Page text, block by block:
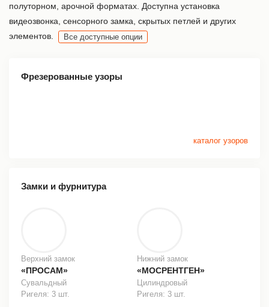
полуторном, арочной форматах. Доступна установка
видеозвонка, сенсорного замка, скрытых петлей и других
элементов.
Все доступные опции
Фрезерованные узоры
каталог узоров
Замки и фурнитура
Верхний замок
«ПРОСАМ»
Сувальдный
Ригеля: 3 шт.
Нижний замок
«МОСРЕНТГЕН»
Цилиндровый
Ригеля: 3 шт.